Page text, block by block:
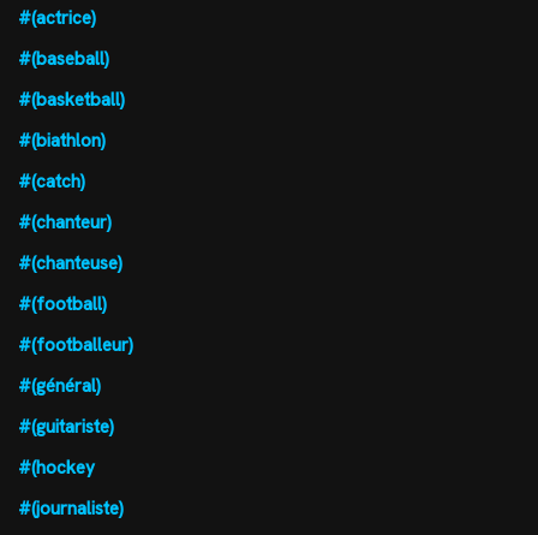
#(actrice)
#(baseball)
#(basketball)
#(biathlon)
#(catch)
#(chanteur)
#(chanteuse)
#(football)
#(footballeur)
#(général)
#(guitariste)
#(hockey
#(journaliste)